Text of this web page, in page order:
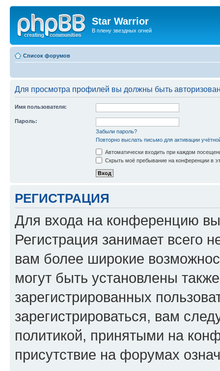
Star Warrior
В плену звездных огней
Список форумов
Для просмотра профилей вы должны быть
Имя пользователя:
Пароль:
Забыли пароль?
Повторно выслать письмо для активации
Автоматически входить при каждом
Скрыть моё пребывание на конференции в
РЕГИСТРАЦИЯ
Для входа на конференцию
Регистрация занимает всего
вам более широкие
могут быть установлены
зарегистрированных
зарегистрироваться, вам
политикой, принятыми на
присутствие на форумах